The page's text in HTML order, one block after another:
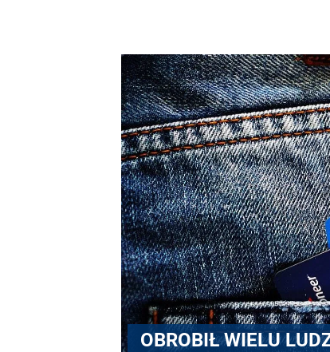
OBROBIŁ WIELU